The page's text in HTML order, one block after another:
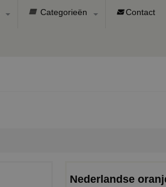
Categorieën Contact
Nederlandse